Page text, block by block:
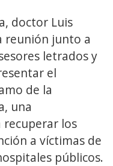
doctor Luis
reunión junto a
letrados y
el
de la
una
los
a víctimas de
públicos.